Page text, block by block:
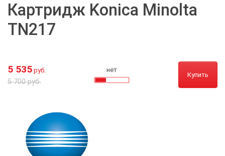
Картридж Konica Minolta
TN217
5 535 руб.
5 700 руб.
нет
Купить